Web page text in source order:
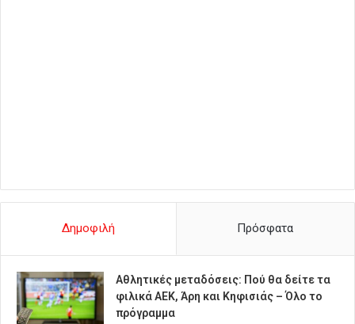
Δημοφιλή Πρόσφατα
Αθλητικές μεταδόσεις: Πού θα δείτε τα
φιλικά ΑΕΚ, Άρη και Κηφισιάς – Όλο το
πρόγραμμα